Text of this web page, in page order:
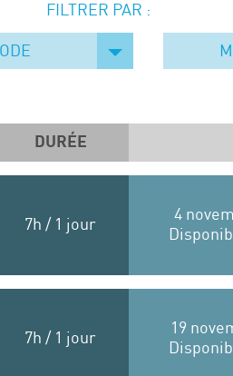
FILTRER PAR :
DURÉE
7h / 1 jour
4
7h / 1 jour
19